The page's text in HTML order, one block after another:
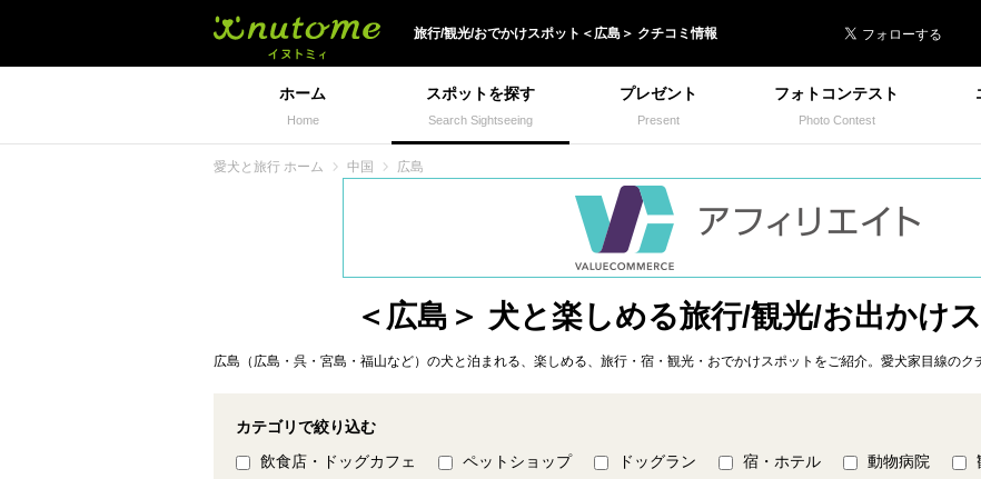
旅行/観光/おでかけスポット＜ 広島 ＞ クチコミ情報
ホーム
Home
スポットを探す
Search Sightseeing
プレゼント
Present
フォトコンテスト
Photo Contest
愛犬と旅行 ホーム 中国 広島
＜広島＞ 犬と楽しめる旅行/観光/お出かけ
広島（広島・呉・宮島・福山など）の犬と泊まれる、楽しめる、旅行・宿・観光・おでかけスポットをご紹介。愛犬家目線のク
カテゴリで絞り込む
飲食店・ドッグカフェ
ペットショップ ドッグラン 宿・ホテル 動物病院